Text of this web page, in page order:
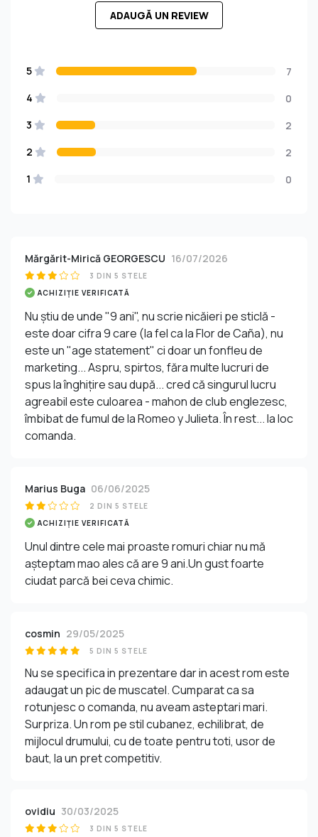
ADAUGĂ UN REVIEW
5
7
4
0
3
2
2
2
1
0
Mărgărit-Mirică GEORGESCU 16/07/2026
3 DIN 5 STELE
ACHIZIȚIE VERIFICATĂ
Nu știu de unde "9 ani", nu scrie nicăieri pe sticlă -
este doar cifra 9 care (la fel ca la Flor de Caña), nu
este un "age statement" ci doar un fonfleu de
marketing... Aspru, spirtos, făra multe lucruri de
spus la înghițire sau după... cred că singurul lucru
agreabil este culoarea - mahon de club englezesc,
îmbibat de fumul de la Romeo y Julieta. În rest... la loc
comanda.
Marius Buga 06/06/2025
2 DIN 5 STELE
ACHIZIȚIE VERIFICATĂ
Unul dintre cele mai proaste romuri chiar nu mă
așteptam mao ales că are 9 ani.Un gust foarte
ciudat parcă bei ceva chimic.
cosmin 29/05/2025
5 DIN 5 STELE
Nu se specifica in prezentare dar in acest rom este
adaugat un pic de muscatel. Cumparat ca sa
rotunjesc o comanda, nu aveam asteptari mari.
Surpriza. Un rom pe stil cubanez, echilibrat, de
mijlocul drumului, cu de toate pentru toti, usor de
baut, la un pret competitiv.
ovidiu 30/03/2025
3 DIN 5 STELE